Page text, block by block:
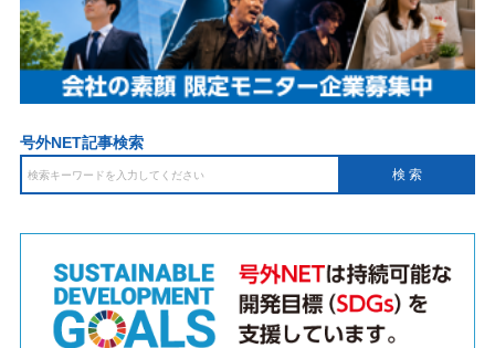
号外NET記事検索